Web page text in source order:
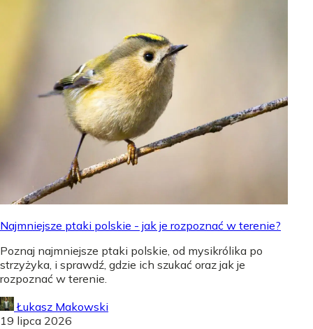
Najmniejsze ptaki polskie - jak je rozpoznać w terenie?
Poznaj najmniejsze ptaki polskie, od mysikrólika po
strzyżyka, i sprawdź, gdzie ich szukać oraz jak je
rozpoznać w terenie.
Łukasz Makowski
19 lipca 2026